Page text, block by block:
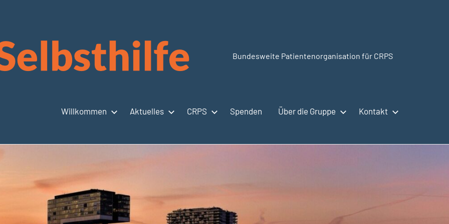
CRPSSelbsthilfe.org
Bundesweite Patientenorganisation für CRPS
Willkommen Aktuelles CRPS Spenden Über die Gruppe Kontakt